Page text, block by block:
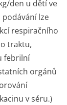
den u dětí ve
lze
respiračního
traktu,
febrilní
orgánů
v séru.)